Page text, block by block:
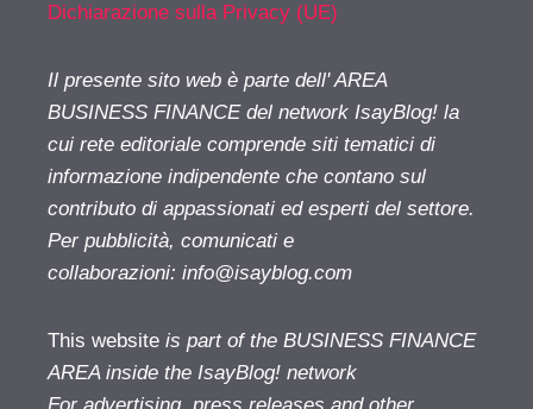
Dichiarazione sulla Privacy (UE)
Il presente sito web è parte dell' AREA
BUSINESS FINANCE del network IsayBlog! la
cui rete editoriale comprende siti tematici di
informazione indipendente che contano sul
contributo di appassionati ed esperti del settore.
Per pubblicità, comunicati e
collaborazioni: info@isayblog.com
This website is part of the BUSINESS FINANCE
AREA inside the IsayBlog! network